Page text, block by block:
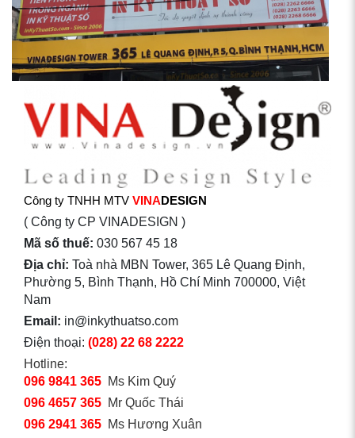
Công ty TNHH MTV VINADESIGN
( Công ty CP VINADESIGN )
Mã số thuế: 030 567 45 18
Địa chỉ: Toà nhà MBN Tower, 365 Lê Quang Định,
Phường 5, Bình Thạnh, Hồ Chí Minh 700000, Việt
Nam
Email: in@inkythuatso.com
Điện thoại: (028) 22 68 2222
Hotline:
096 9841 365 Ms Kim Quý
096 4657 365 Mr Quốc Thái
096 2941 365 Ms Hương Xuân